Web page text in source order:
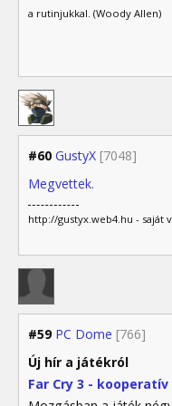
a rutinjukkal. (Woody Allen)
#60 GustyX [7048]
Megvettek.
http://gustyx.web4.hu - saját
#59 PC Dome [766]
Új hír a játékról
Far Cry 3 -